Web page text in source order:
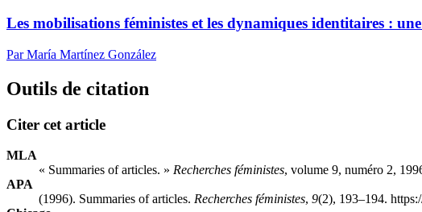
Les mobilisations féministes et les dynamiques identitaires :
Par María Martínez González
Outils de citation
Citer cet article
MLA
« Summaries of articles. » Recherches féministes, volume 9, numéro 2,
APA
(1996). Summaries of articles. Recherches féministes, 9(2), 193–194.